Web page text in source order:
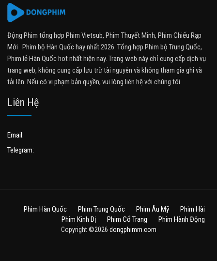
Động Phim tổng hợp Phim Vietsub, Phim Thuyết Minh, Phim Chiếu Rạp
Mới . Phim bộ Hàn Quốc hay nhất 2026. Tổng hợp Phim bộ Trung Quốc,
Phim lẻ Hàn Quốc hot nhất hiện nay. Trang web này chỉ cung cấp dịch vụ
trang web, không cung cấp lưu trữ tài nguyên và không tham gia ghi và
tải lên. Nếu có vi phạm bản quyền, vui lòng liên hệ với chúng tôi.
Liên Hệ
Email:
Telegram:
Phim Hàn Quốc Phim Trung Quốc Phim Âu Mỹ
Phim Hài
Phim Kinh Dị
Phim Cổ Trang Phim Hành Động
Copyright ©2026 dongphimm.com